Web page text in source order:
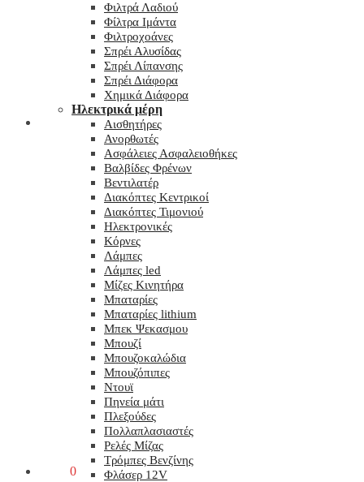
0
Φιλτρά Λαδιού
Φίλτρα Ιμάντα
Φιλτροχοάνες
Σπρέι Αλυσίδας
Σπρέι Λίπανσης
Σπρέι Διάφορα
Χημικά Διάφορα
Hλεκτρικά μέρη
Αισθητήρες
Ανορθωτές
Ασφάλειες Ασφαλειοθήκες
Βαλβίδες Φρένων
Βεντιλατέρ
Διακόπτες Κεντρικοί
Διακόπτες Τιμονιού
Ηλεκτρονικές
Κόρνες
Λάμπες
Λάμπες led
Μίζες Κινητήρα
Μπαταρίες
Μπαταρίες lithium
Μπεκ Ψεκασμου
Μπουζί
Μπουζοκαλώδια
Μπουζόπιπες
Ντουϊ
Πηνεία μάτι
Πλεξούδες
Πολλαπλασιαστές
Ρελές Μίζας
Τρόμπες Βενζίνης
Φλάσερ 12V